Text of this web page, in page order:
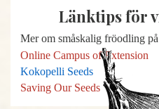
Länktips för
Mer om småskalig fröodling
Online Campus of Extension
Kokopelli Seeds
Saving Our Seeds